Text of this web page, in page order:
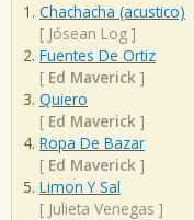
Chachacha (acustico)
[ Jósean Log ]
Fuentes De Ortiz
[ Ed Maverick ]
Quiero
[ Ed Maverick ]
Ropa De Bazar
[ Ed Maverick ]
Limon Y Sal
[ Julieta Venegas ]